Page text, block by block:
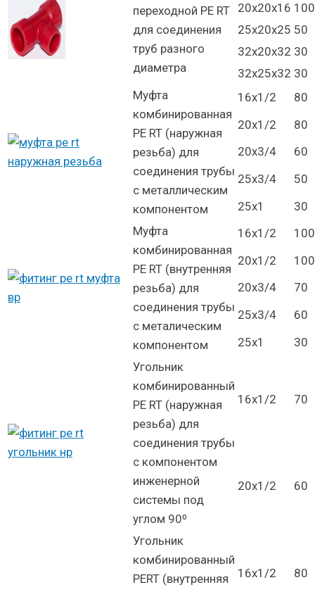
переходной PE RT
для соединения
труб разного
диаметра
20х20х16 100
25х20х25 50
32х20х32 30
32х25х32 30
Муфта
комбинированная
PE RT (наружная
резьба) для
соединения трубы
с металлическим
компонентом
16х1/2
80
20х1/2
80
20х3/4
60
25х3/4
50
25х1
30
Муфта
комбинированная
PE RT (внутренняя
резьба) для
соединения трубы
с металическим
компонентом
16х1/2
100
20х1/2
100
20х3/4
70
25х3/4
60
25х1
30
Угольник
комбинированный
PE RT (наружная
резьба) для
соединения трубы
с компонентом
инженерной
системы под
углом 90⁰
16х1/2 70
20х1/2 60
Угольник
комбинированный
PERT (внутренняя
16х1/2 80